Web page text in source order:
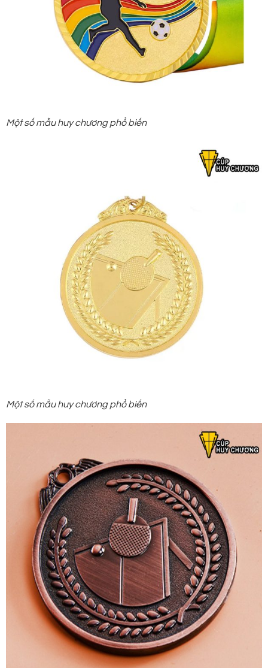
Một số mẫu huy chương phổ biến
Một số mẫu huy chương phổ biến